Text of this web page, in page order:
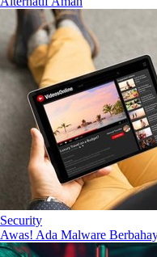
Security
Awas! Ada Malware